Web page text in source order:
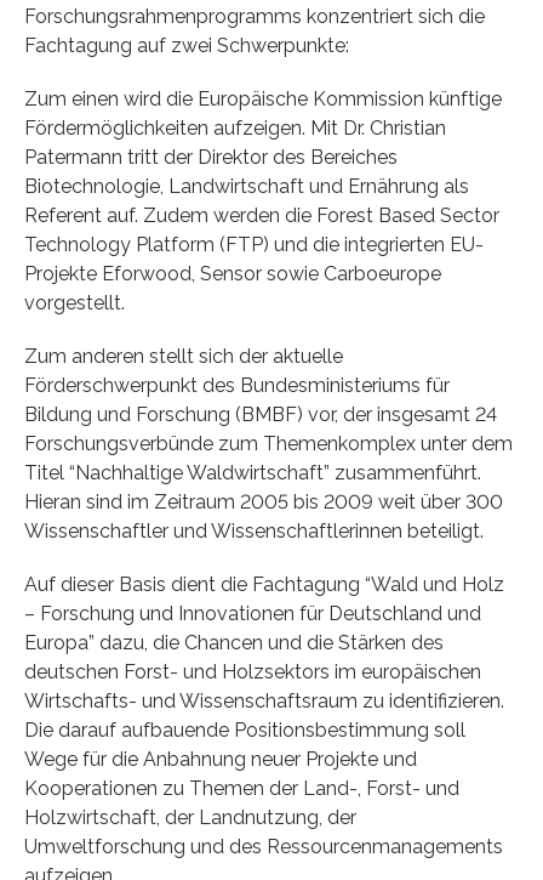
Forschungsrahmenprogramms konzentriert sich die
Fachtagung auf zwei Schwerpunkte:
Zum einen wird die Europäische Kommission künftige
Fördermöglichkeiten aufzeigen. Mit Dr. Christian
Patermann tritt der Direktor des Bereiches
Biotechnologie, Landwirtschaft und Ernährung als
Referent auf. Zudem werden die Forest Based Sector
Technology Platform (FTP) und die integrierten EU-
Projekte Eforwood, Sensor sowie Carboeurope
vorgestellt.
Zum anderen stellt sich der aktuelle
Förderschwerpunkt des Bundesministeriums für
Bildung und Forschung (BMBF) vor, der insgesamt 24
Forschungsverbünde zum Themenkomplex unter dem
Titel “Nachhaltige Waldwirtschaft” zusammenführt.
Hieran sind im Zeitraum 2005 bis 2009 weit über 300
Wissenschaftler und Wissenschaftlerinnen beteiligt.
Auf dieser Basis dient die Fachtagung “Wald und Holz
– Forschung und Innovationen für Deutschland und
Europa” dazu, die Chancen und die Stärken des
deutschen Forst- und Holzsektors im europäischen
Wirtschafts- und Wissenschaftsraum zu identifizieren.
Die darauf aufbauende Positionsbestimmung soll
Wege für die Anbahnung neuer Projekte und
Kooperationen zu Themen der Land-, Forst- und
Holzwirtschaft, der Landnutzung, der
Umweltforschung und des Ressourcenmanagements
aufzeigen.